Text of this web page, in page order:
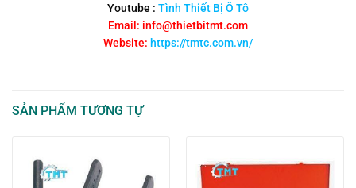
Youtube : Tình Thiết Bị Ô Tô
Email: info@thietbitmt.com
Website: https://tmtc.com.vn/
SẢN PHẨM TƯƠNG TỰ